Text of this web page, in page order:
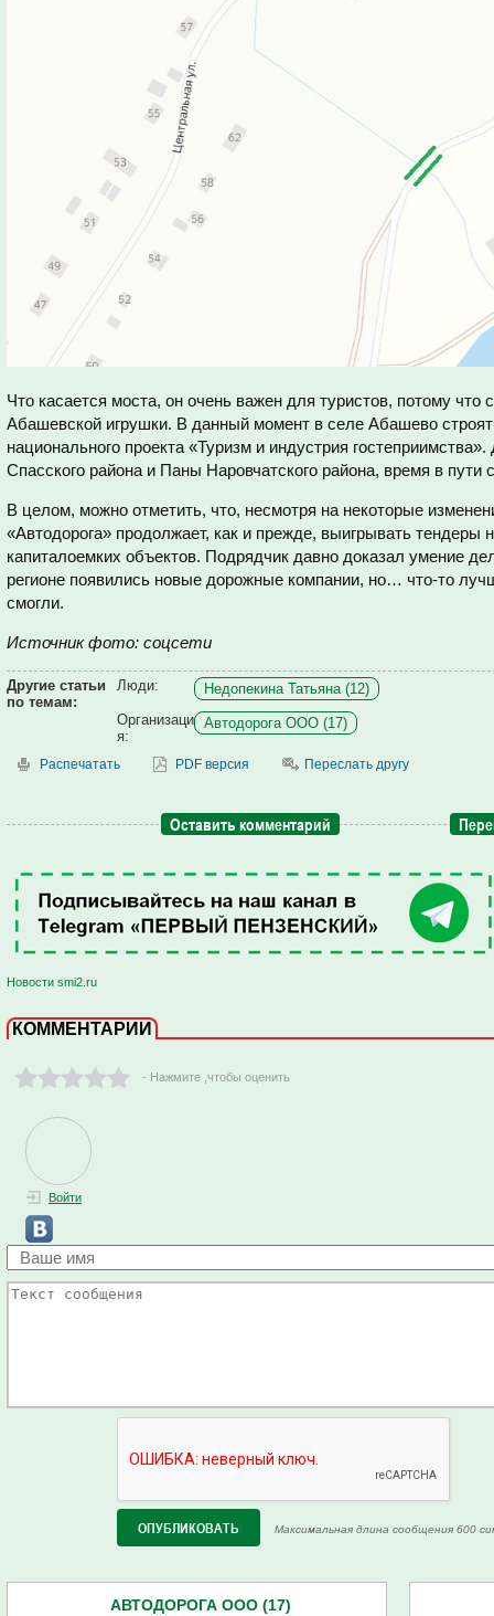
Что касается моста, он очень важен для туристов, потому
Абашевской игрушки. В данный момент в селе Абашево строят
национального проекта «Туризм и индустрия
Спасского района и Паны Наровчатского района, время в пути
В целом, можно отметить, что, несмотря на некоторые
«Автодорога» продолжает, как и прежде, выигрывать тендеры
капиталоемких объектов. Подрядчик давно доказал умение
регионе появились новые дорожные компании, но… что-то
смогли.
Источник фото: соцсети
Другие статьи
по темам:
Люди:
Недопекина Татьяна (12)
Организаци
я:
Автодорога ООО (17)
Распечатать PDF версия Переслать другу
Оставить комментарий
Новости smi2.ru
КОММЕНТАРИИ
- Нажмите ,чтобы оценить
Войти
Максимальная длина сообщения 600
АВТОДОРОГА ООО (17)